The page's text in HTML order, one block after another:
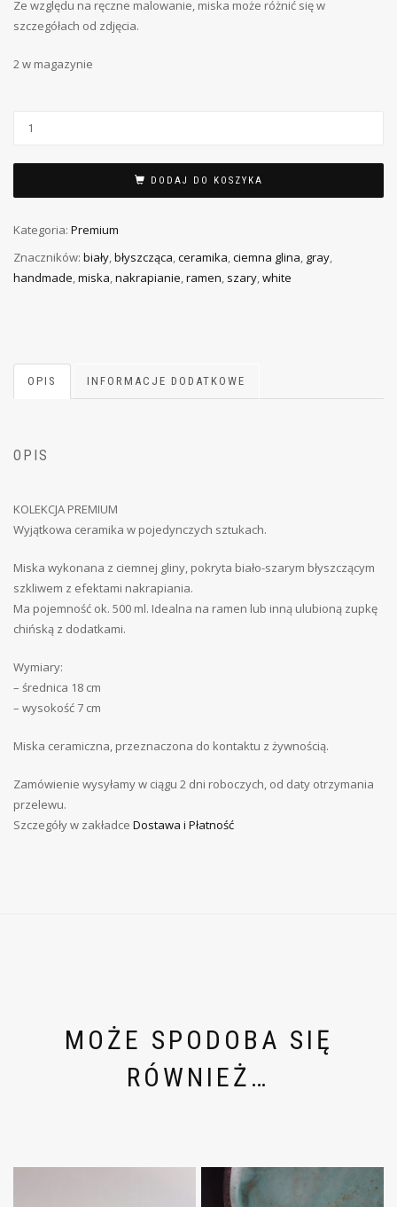
Ze względu na ręczne malowanie, miska może różnić się w
szczegółach od zdjęcia.
2 w magazynie
DODAJ DO KOSZYKA
Kategoria: Premium
Znaczników: biały,błyszcząca,ceramika,ciemna glina, gray,
handmade,miska,nakrapianie,ramen, szary,white
OPIS INFORMACJE DODATKOWE
OPIS
KOLEKCJA PREMIUM
Wyjątkowa ceramika w pojedynczych sztukach.
Miska wykonana z ciemnej gliny, pokryta biało-szarym błyszczącym
szkliwem z efektami nakrapiania.
Ma pojemność ok. 500 ml. Idealna na ramen lub inną ulubioną zupkę
chińską z dodatkami.
Wymiary:
– średnica 18 cm
– wysokość 7 cm
Miska ceramiczna, przeznaczona do kontaktu z żywnością.
Zamówienie wysyłamy w ciągu 2 dni roboczych, od daty otrzymania
przelewu.
Szczegóły w zakładce Dostawa i Płatność
MOŻE SPODOBA SIĘ
RÓWNIEŻ…